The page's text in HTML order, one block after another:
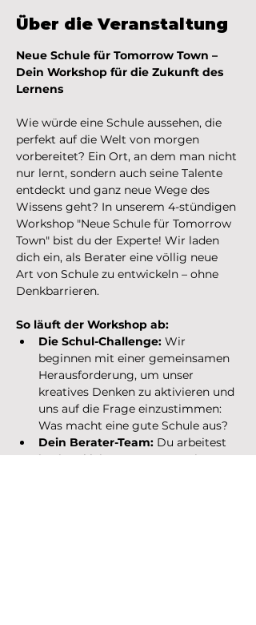
Über die Veranstaltung
Neue Schule für Tomorrow Town –
Dein Workshop für die Zukunft des
Lernens
Wie würde eine Schule aussehen, die
perfekt auf die Welt von morgen
vorbereitet? Ein Ort, an dem man nicht
nur lernt, sondern auch seine Talente
entdeckt und ganz neue Wege des
Wissens geht? In unserem 4-stündigen
Workshop "Neue Schule für Tomorrow
Town" bist du der Experte! Wir laden
dich ein, als Berater eine völlig neue
Art von Schule zu entwickeln – ohne
Denkbarrieren.
So läuft der Workshop ab:
Die Schul-Challenge: Wir
beginnen mit einer gemeinsamen
Herausforderung, um unser
kreatives Denken zu aktivieren und
uns auf die Frage einzustimmen:
Was macht eine gute Schule aus?
Dein Berater-Team: Du arbeitest
in einer kleinen Gruppe an einem